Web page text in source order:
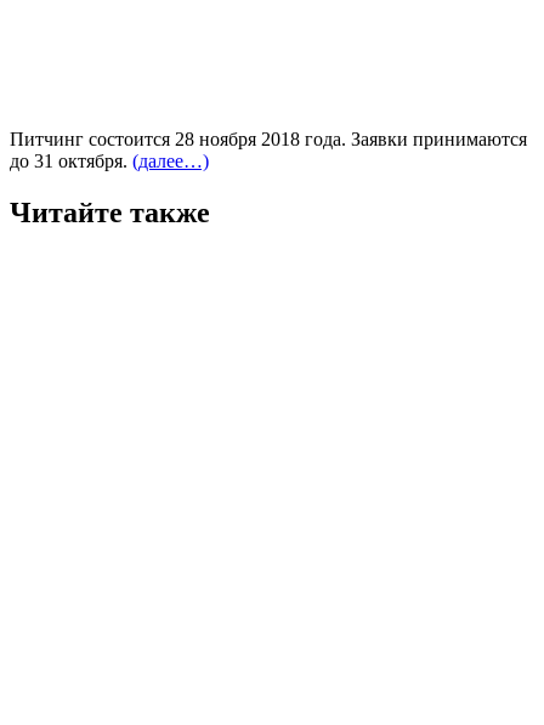
Питчинг состоится 28 ноября 2018 года. Заявки принимаются
до 31 октября. (далее…)
Читайте также